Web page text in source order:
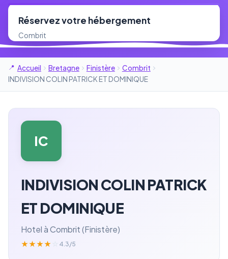
Réservez votre hébergement
Combrit
Accueil Bretagne Finistère
Combrit
INDIVISION COLIN PATRICK ET DOMINIQUE
IC
INDIVISION COLIN PATRICK
ET DOMINIQUE
Hotel à Combrit (Finistère)
★★★★ 4.3/5